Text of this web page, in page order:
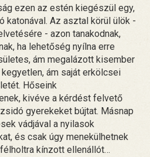
ezen az estén kiegészül egy,
katonával. Az asztal körül ülök -
- azon tanakodnak,
ha lehetőség nyílna erre
ám megalázott kisember
ám saját erkölcsei
Hőseink
kivéve a kérdést felvető
gyerekeket bújtat. Másnap
vádjával a nyilasok
és csak úgy menekülhetnek
kínzott ellenállót…